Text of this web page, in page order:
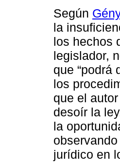
Según
la
los hechos
legislador,
que “podrá
los
que el
desoír la
la
jurídico en